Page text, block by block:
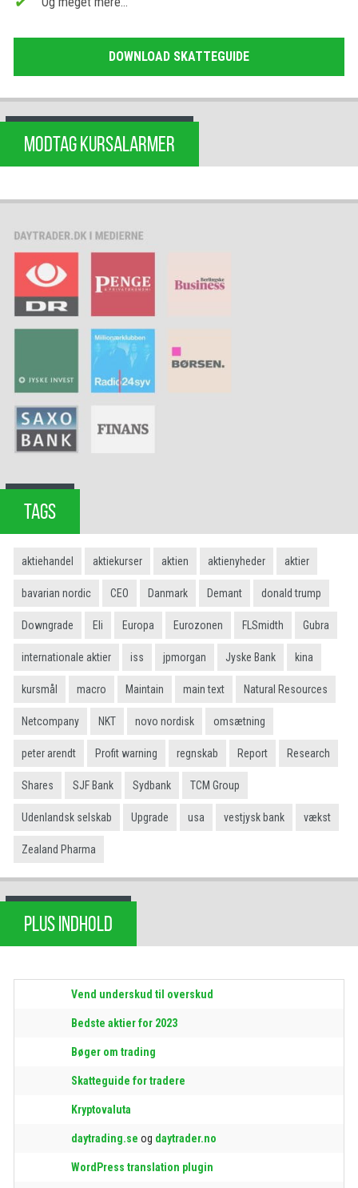
DOWNLOAD SKATTEGUIDE
MODTAG KURSALARMER
TAGS
aktiehandel aktiekurser aktien aktienyheder aktier
bavarian nordic CEO Danmark Demant donald trump
Downgrade Eli Europa Eurozonen FLSmidth Gubra
internationale aktier iss jpmorgan Jyske Bank kina
kursmål macro Maintain main text Natural Resources
Netcompany NKT novo nordisk omsætning
peter arendt Profit warning regnskab Report Research
Shares SJF Bank Sydbank TCM Group
Udenlandsk selskab Upgrade usa vestjysk bank vækst
Zealand Pharma
PLUS INDHOLD
Vend underskud til overskud
Bedste aktier for 2023
Bøger om trading
Skatteguide for tradere
Kryptovaluta
daytrading.se og daytrader.no
WordPress translation plugin